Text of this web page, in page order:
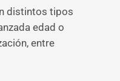
distintos tipos
edad o
entre